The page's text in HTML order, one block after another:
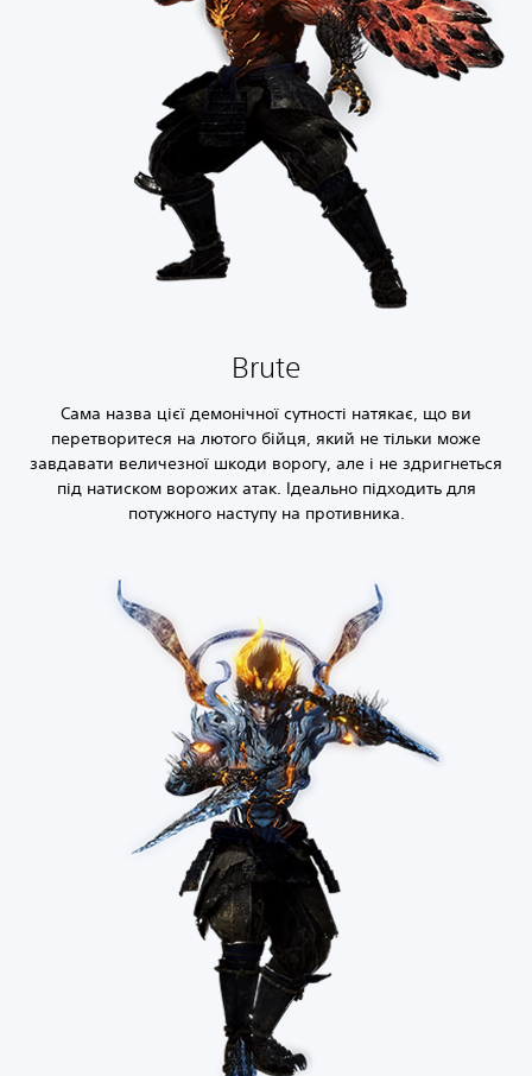
Brute
Сама назва цієї демонічної сутності натякає, що ви
перетворитеся на лютого бійця, який не тільки може
завдавати величезної шкоди ворогу, але і не здригнеться
під натиском ворожих атак. Ідеально підходить для
потужного наступу на противника.